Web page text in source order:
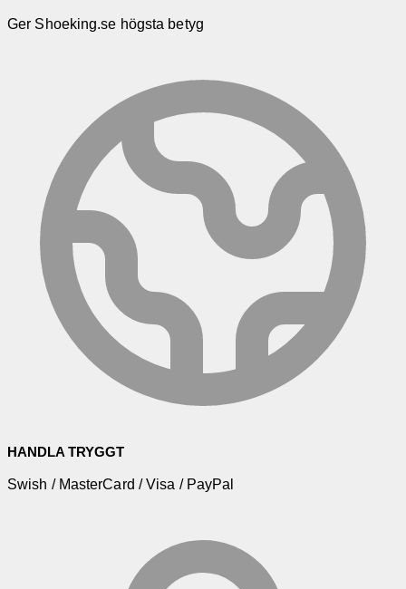
Ger Shoeking.se högsta betyg
HANDLA TRYGGT
Swish / MasterCard / Visa / PayPal